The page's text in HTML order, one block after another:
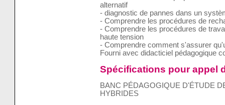
alternatif
- diagnostic de pannes dans un
- Comprendre les procédures de
- Comprendre les procédures de
haute tension
- Comprendre comment s'assurer
Fourni avec didacticiel pédagogique
Spécifications pour appel
BANC PÉDAGOGIQUE D'ÉTUDE
HYBRIDES